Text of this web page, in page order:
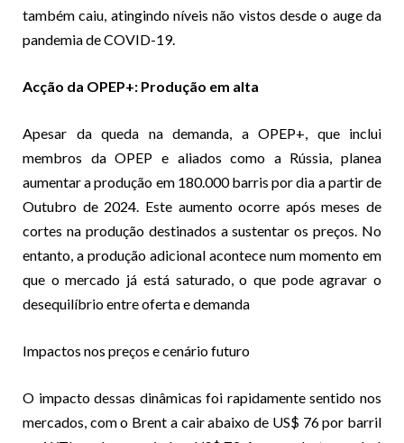
também caiu, atingindo níveis não vistos desde o auge da
pandemia de COVID-19.
Acção da OPEP+: Produção em alta
Apesar da queda na demanda, a OPEP+, que inclui
membros da OPEP e aliados como a Rússia, planea
aumentar a produção em 180.000 barris por dia a partir de
Outubro de 2024. Este aumento ocorre após meses de
cortes na produção destinados a sustentar os preços. No
entanto, a produção adicional acontece num momento em
que o mercado já está saturado, o que pode agravar o
desequilíbrio entre oferta e demanda
Impactos nos preços e cenário futuro
O impacto dessas dinâmicas foi rapidamente sentido nos
mercados, com o Brent a cair abaixo de US$ 76 por barril